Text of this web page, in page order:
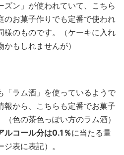
ズン」が使われていて、こちら
のお菓子作りでも定番で使われ
様のものです。（ケーキに入れ
もしれませんが）
「ラム酒」を使っているようで
報から、こちらも定番でお菓子
色の茶色っぽい方のラム酒）
ルコール分は0.1％に当たる量
表に表記）。